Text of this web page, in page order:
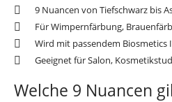
9 Nuancen von Tiefschwarz bis
Für Wimpernfärbung,
Wird mit passendem
Geeignet für Salon,
Welche 9 Nuancen